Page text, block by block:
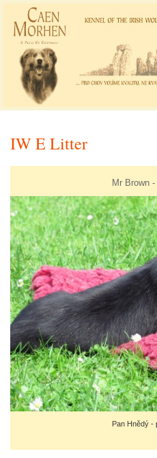
IW E Litter
Mr Brown
Pan Hnědý -